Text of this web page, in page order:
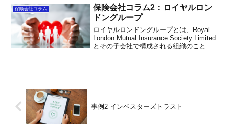
発行者）が債務を返済する能力や信用リ
スクを分析し、信用格付けを行います。
（これをものすご～～く簡単にいうと、
「貸したお金をきちんと返してくれるか
どうか」を「返してもらえる可能性大」
から「返してもらえない可能性大」まで
保険会社コラム
保険会社コラム2：ロイヤルロン
ドングループ
ロイヤルロンドングループとは、Royal
London Mutual Insurance Society Limited
とその子会社で構成される組織のこと
事例2-インベスターズトラスト